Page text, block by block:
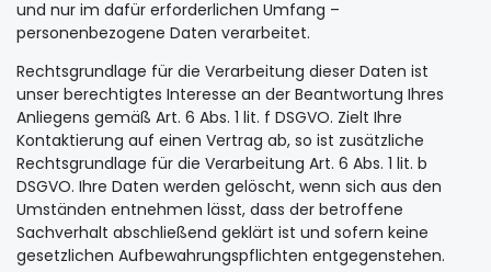
und nur im dafür erforderlichen Umfang –
personenbezogene Daten verarbeitet.
Rechtsgrundlage für die Verarbeitung dieser Daten ist
unser berechtigtes Interesse an der Beantwortung Ihres
Anliegens gemäß Art. 6 Abs. 1 lit. f DSGVO. Zielt Ihre
Kontaktierung auf einen Vertrag ab, so ist zusätzliche
Rechtsgrundlage für die Verarbeitung Art. 6 Abs. 1 lit. b
DSGVO. Ihre Daten werden gelöscht, wenn sich aus den
Umständen entnehmen lässt, dass der betroffene
Sachverhalt abschließend geklärt ist und sofern keine
gesetzlichen Aufbewahrungspflichten entgegenstehen.